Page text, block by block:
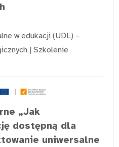
w edukacji (UDL) –
| Szkolenie
„Jak
dostępną dla
uniwersalne